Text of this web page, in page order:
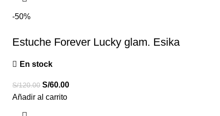
-50%
Estuche Forever Lucky glam. Esika
En stock
S/120.00 S/60.00
Añadir al carrito